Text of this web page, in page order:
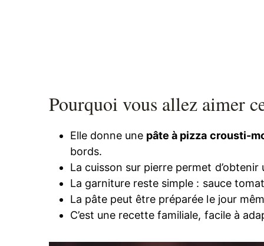
Pourquoi vous allez aimer
Elle donne une pâte à pizza crousti-
bords.
La cuisson sur pierre permet
La garniture reste simple : sauce
La pâte peut être préparée le jour
C’est une recette familiale, facile à